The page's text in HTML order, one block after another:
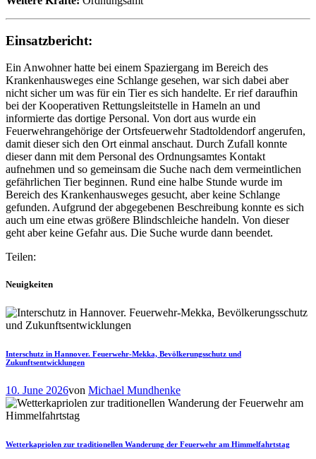
Einsatzbericht:
Ein Anwohner hatte bei einem Spaziergang im Bereich des
Krankenhausweges eine Schlange gesehen, war sich dabei aber
nicht sicher um was für ein Tier es sich handelte. Er rief daraufhin
bei der Kooperativen Rettungsleitstelle in Hameln an und
informierte das dortige Personal. Von dort aus wurde ein
Feuerwehrangehörige der Ortsfeuerwehr Stadtoldendorf angerufen,
damit dieser sich den Ort einmal anschaut. Durch Zufall konnte
dieser dann mit dem Personal des Ordnungsamtes Kontakt
aufnehmen und so gemeinsam die Suche nach dem vermeintlichen
gefährlichen Tier beginnen. Rund eine halbe Stunde wurde im
Bereich des Krankenhausweges gesucht, aber keine Schlange
gefunden. Aufgrund der abgegebenen Beschreibung konnte es sich
auch um eine etwas größere Blindschleiche handeln. Von dieser
geht aber keine Gefahr aus. Die Suche wurde dann beendet.
Teilen:
Neuigkeiten
Interschutz in Hannover. Feuerwehr-Mekka, Bevölkerungsschutz und
Zukunftsentwicklungen
10. June 2026von Michael Mundhenke
Wetterkapriolen zur traditionellen Wanderung der Feuerwehr am Himmelfahrtstag